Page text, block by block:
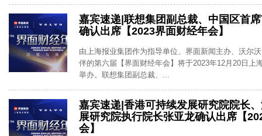
嘉宾速递|联想集团副总裁、中国区首
确认出席【2023界面财经年会】
由上海报业集团作为指导单位、界面新闻主办、沃尔
伴的第六届【界面财经年会】将于2023年12月20日上
举办。联想集团副总裁、...
嘉宾速递|香港可持续发展研究院院长
展研究院执行院长张亚龙确认出席【
会】